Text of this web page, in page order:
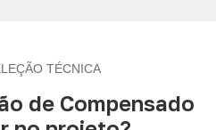
TÉCNICA
de Compensado